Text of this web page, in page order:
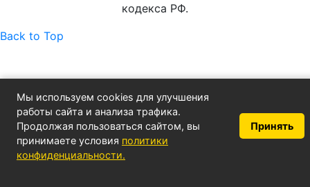
кодекса РФ.
Back to Top
Мы используем cookies для улучшения
работы сайта и анализа трафика.
Продолжая пользоваться сайтом, вы
принимаете условия политики
конфиденциальности.
Принять